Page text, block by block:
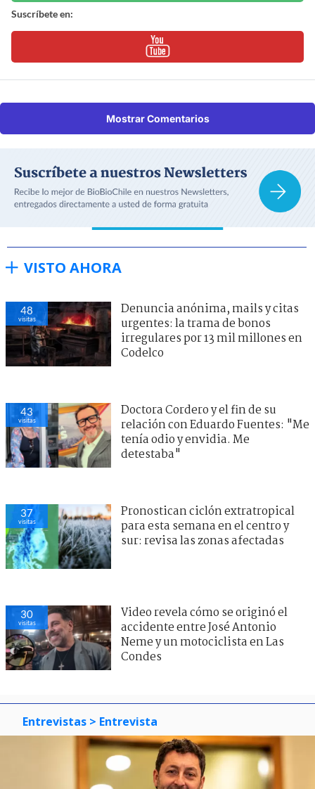
Suscríbete en:
Mostrar Comentarios
VISTO AHORA
48
visitas
Denuncia anónima, mails y citas
urgentes: la trama de bonos
irregulares por 13 mil millones en
Codelco
43
visitas
Doctora Cordero y el fin de su
relación con Eduardo Fuentes: "Me
tenía odio y envidia. Me
detestaba"
37
visitas
Pronostican ciclón extratropical
para esta semana en el centro y
sur: revisa las zonas afectadas
30
visitas
Video revela cómo se originó el
accidente entre José Antonio
Neme y un motociclista en Las
Condes
Entrevistas > Entrevista